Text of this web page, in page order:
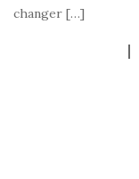
changer […]